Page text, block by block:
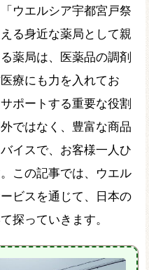
ウエルシア宇都宮戸祭
る身近な薬局として親
薬局は、医薬品の調剤
療にも力を入れてお
ポートする重要な役割
ではなく、豊富な商品
イスで、お客様一人ひ
この記事では、ウエル
ビスを通じて、日本の
探っていきます。